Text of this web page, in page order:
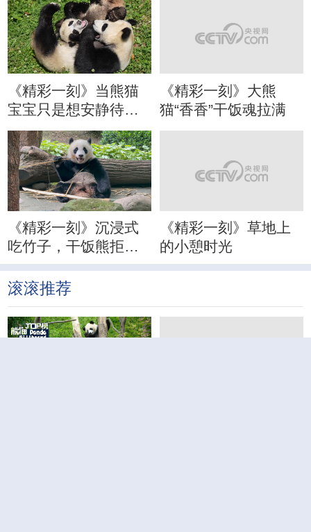
iPanda 爱熊猫
下载iPanda客户端 滚滚网红都在这儿
精彩一刻
《精彩一刻》当熊猫
宝宝只是想安静待会
《精彩一刻》大熊